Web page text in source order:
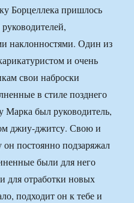
Борцеллека пришлось
наклонностями. Один из
и очень
свои наброски
в стиле позднего
Марка был руководитель,
джиу-джитсу. Свою и
он постоянно подзаряжал
были для него
для отработки новых
подходит он к тебе и